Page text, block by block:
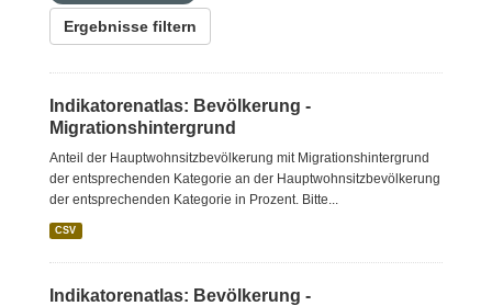
Ergebnisse filtern
Indikatorenatlas: Bevölkerung -
Migrationshintergrund
Anteil der Hauptwohnsitzbevölkerung mit Migrationshintergrund
der entsprechenden Kategorie an der Hauptwohnsitzbevölkerung
der entsprechenden Kategorie in Prozent. Bitte...
CSV
Indikatorenatlas: Bevölkerung -